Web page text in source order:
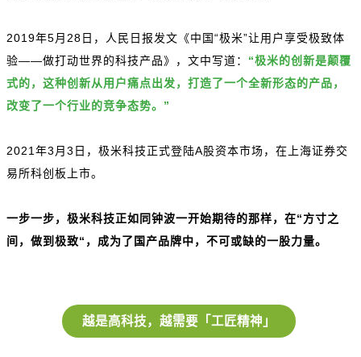
2019年5月28日，人民日报发文《中国“极米”让用户享受极致体
验——做打动世界的科技产品》，文中写道： “极米的创新是颠覆
式的，这种创新从用户痛点出发，打造了一个全新形态的产品，
改变了一个行业的竞争态势。”
2021年3月3日，极米科技正式登陆A股资本市场，在上海证券交
易所科创板上市。
一步一步，极米科技正如同钟波一开始期待的那样，在“方寸之
间，做到极致“，成为了国产品牌中，不可或缺的一股力量。
越是高科技，越需要「工匠精神」